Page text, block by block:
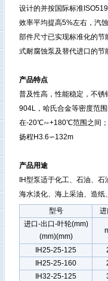
设计的并按国际标准
效率平均提高5%左右，汽
部件尺寸已实现标准化的
式耐腐蚀泵及替代进口的节
产品特点
普及性高，性能稳定，不
904L，哈氏合金等密度范
在-20℃∽+180℃范围之间；
扬程H3.6∽132m
产品用途
IH型泵适于化工、石油、
海水淡化、海上采油、造纸
型号
进口-出口-叶轮(mm)
(mm)(mm)
IH25-25-125
IH25-25-160
IH32-25-125